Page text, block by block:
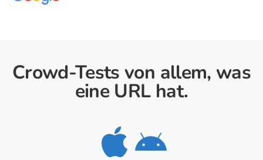
Crowd-Tests von allem, was
eine URL hat.